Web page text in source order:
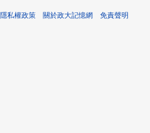
隱私權政策 關於政大記憶網 免責聲明